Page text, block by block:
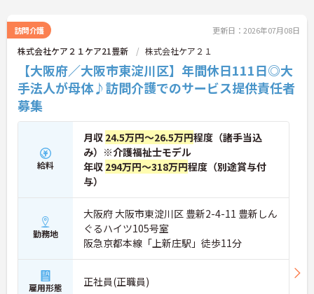
訪問介護 更新日：2026年07月08日
株式会社ケア２１ケア21豊新 株式会社ケア２１
【大阪府／大阪市東淀川区】年間休日111日◎大
手法人が母体♪訪問介護でのサービス提供責任者
募集
給料
月収 24.5万円～26.5万円程度（諸手当込
み）※介護福祉士モデル
年収 294万円～318万円程度（別途賞与付
与）
勤務地
大阪府 大阪市東淀川区 豊新2-4-11 豊新しん
ぐるハイツ105号室
阪急京都本線「上新庄駅」徒歩11分
雇用形態 正社員(正職員)